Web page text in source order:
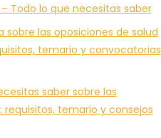
Todo lo que necesitas saber
sobre las oposiciones de salud
temario y convocatorias
saber sobre las
requisitos, temario y consejos